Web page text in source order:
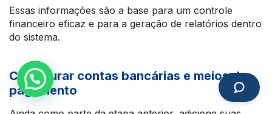
Essas informações são a base para um controle
financeiro eficaz e para a geração de relatórios dentro
do sistema.
Configurar contas bancárias e meios de
pagamento